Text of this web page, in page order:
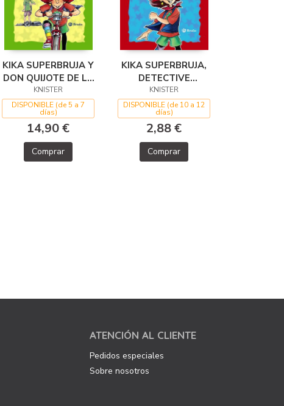
KIKA SUPERBRUJA Y
DON QUIJOTE DE LA
MANCHA (EDICIÓN
ESPECIAL 20
ANIVERSARIO)
KNISTER
DISPONIBLE (de 5 a 7
días)
14,90 €
Comprar
KIKA SUPERBRUJA,
DETECTIVE
(EDICIÓN ESPECIAL
20 ANIVERSARIO)
KNISTER
DISPONIBLE (de 10 a 12
días)
2,88 €
Comprar
ATENCIÓN AL CLIENTE
Pedidos especiales
Sobre nosotros